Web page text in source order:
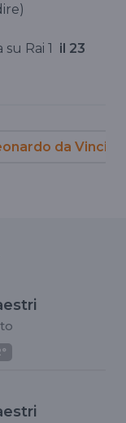
Rai 1 il 23
da Vinci